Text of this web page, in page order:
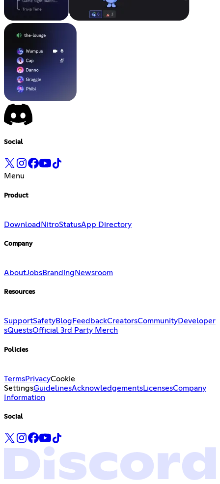
Social
Menu
Product
Download NitroStatusApp Directory
Company
AboutJobsBranding Newsroom
Resources
SupportSafetyBlog FeedbackCreatorsCommunityDeveloper
sQuestsOfficial 3rd Party Merch
Policies
TermsPrivacyCookie
SettingsGuidelinesAcknowledgementsLicensesCompany
Information
Social